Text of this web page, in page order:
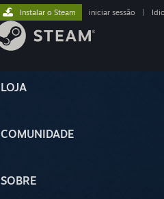
LOJA
COMUNIDADE
SOBRE
Instalar o Steam iniciar sessão